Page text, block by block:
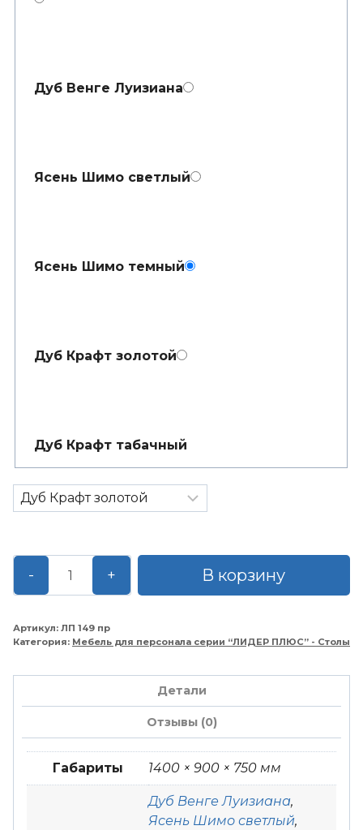
Дуб Венге Луизиана
Ясень Шимо светлый
Ясень Шимо темный
Дуб Крафт золотой
Дуб Крафт табачный
-
рабочий
1400*900*750
+ В корзину
Артикул: ЛП 149 пр
Категория: Мебель для персонала серии “ЛИДЕР ПЛЮС” - Столы
Детали
Отзывы (0)
Габариты 1400 × 900 × 750 мм
Дуб Венге Луизиана,
Ясень Шимо светлый,